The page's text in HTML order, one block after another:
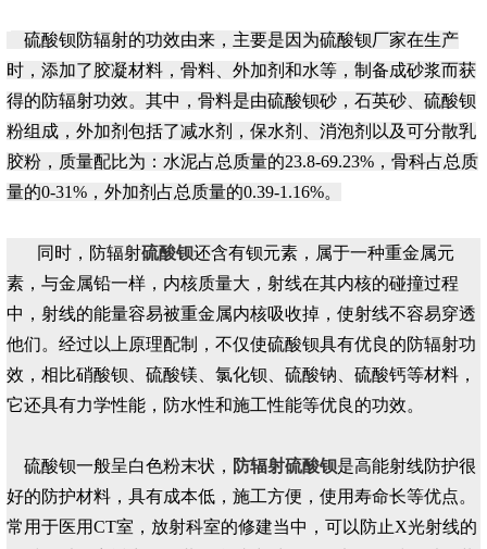
硫酸钡防辐射的功效由来，主要是因为硫酸钡厂家在生产
时，添加了胶凝材料，骨料、外加剂和水等，制备成砂浆而获
得的防辐射功效。其中，骨料是由硫酸钡砂，石英砂、硫酸钡
粉组成，外加剂包括了减水剂，保水剂、消泡剂以及可分散乳
胶粉，质量配比为：水泥占总质量的23.8-69.23%，骨科占总质
量的0-31%，外加剂占总质量的0.39-1.16%。
同时，防辐射硫酸钡还含有钡元素，属于一种重金属元
素，与金属铅一样，内核质量大，射线在其内核的碰撞过程
中，射线的能量容易被重金属内核吸收掉，使射线不容易穿透
他们。经过以上原理配制，不仅使硫酸钡具有优良的防辐射功
效，相比硝酸钡、硫酸镁、氯化钡、硫酸钠、硫酸钙等材料，
它还具有力学性能，防水性和施工性能等优良的功效。
硫酸钡一般呈白色粉末状， 防辐射硫酸钡是高能射线防护很
好的防护材料，具有成本低，施工方便，使用寿命长等优点。
常用于医用CT室，放射科室的修建当中，可以防止X光射线的